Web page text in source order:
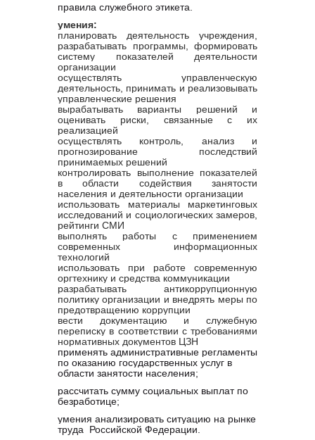
правила служебного этикета.
умения:
планировать деятельность учреждения,
разрабатывать программы, формировать
систему показателей деятельности
организации
осуществлять управленческую
деятельность, принимать и реализовывать
управленческие решения
вырабатывать варианты решений и
оценивать риски, связанные с их
реализацией
осуществлять контроль, анализ и
прогнозирование последствий
принимаемых решений
контролировать выполнение показателей
в области содействия занятости
населения и деятельности организации
использовать материалы маркетинговых
исследований и социологических замеров,
рейтинги СМИ
выполнять работы с применением
современных информационных
технологий
использовать при работе современную
оргтехнику и средства коммуникации
разрабатывать антикоррупционную
политику организации и внедрять меры по
предотвращению коррупции
вести документацию и служебную
переписку в соответствии с требованиями
нормативных документов ЦЗН
применять административные регламенты
по оказанию государственных услуг в
области занятости населения;
рассчитать сумму социальных выплат по
безработице;
умения анализировать ситуацию на рынке
труда Российской Федерации.